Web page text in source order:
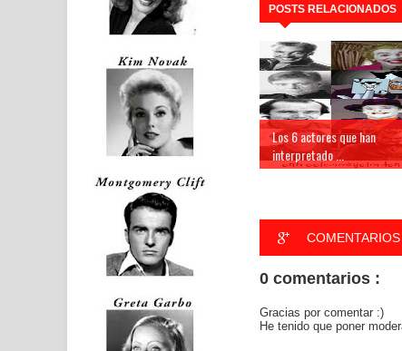
POSTS RELACIONADOS
Los 6 actores que han
interpretado ...
0 comentarios :
Gracias por comentar :)
He tenido que poner